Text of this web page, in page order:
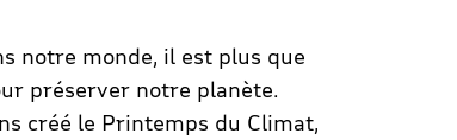
notre monde, il est plus que
préserver notre planète.
créé le Printemps du Climat,